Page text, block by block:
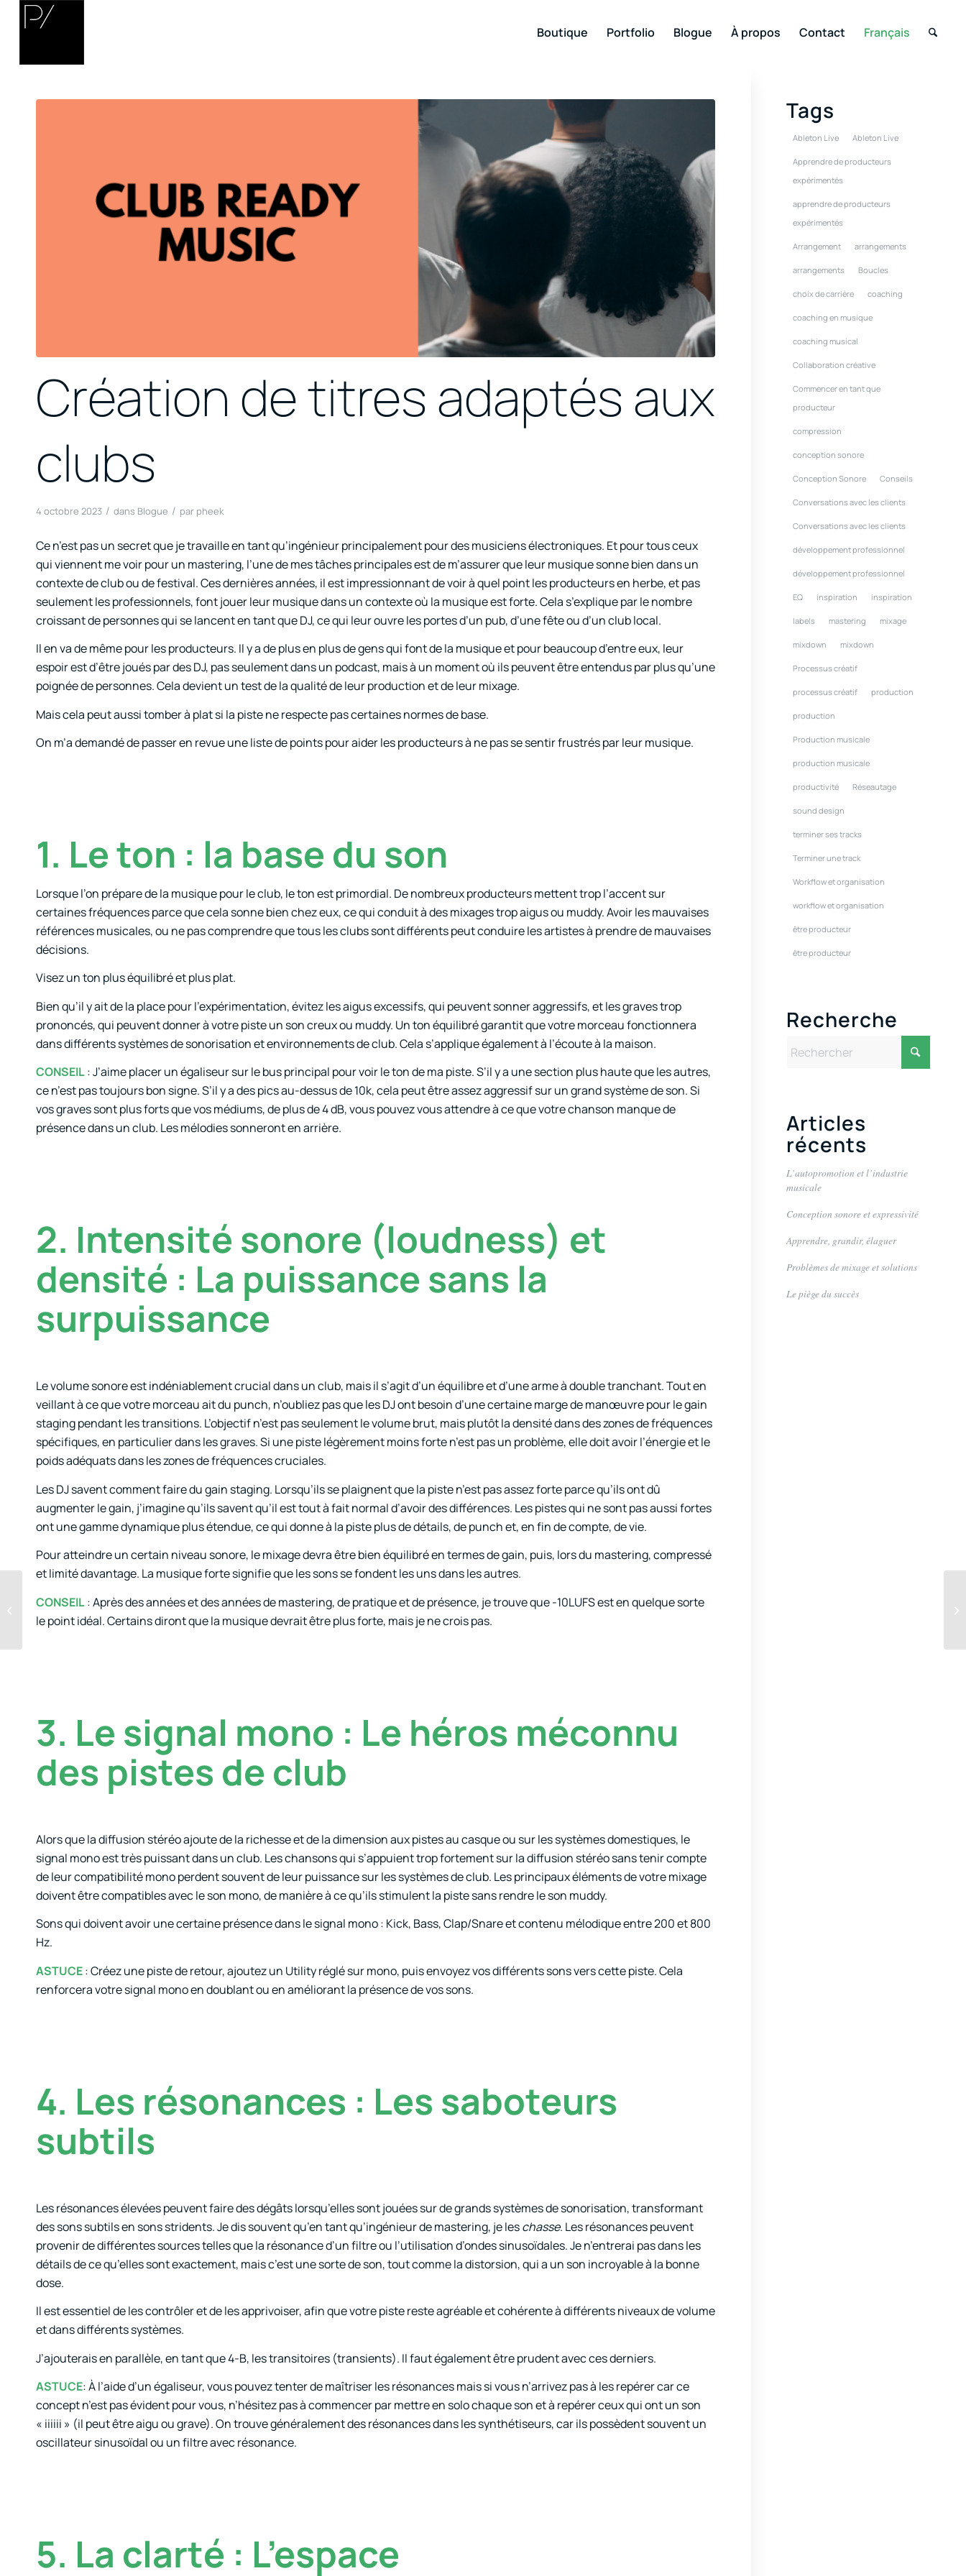
Boutique Portfolio Blogue À propos Contact Français
Création de titres adaptés aux
clubs
4 octobre 2023 / dans Blogue / par pheek
Ce n’est pas un secret que je travaille en tant qu’ingénieur principalement pour des musiciens électroniques. Et pour tous ceux
qui viennent me voir pour un mastering, l’une de mes tâches principales est de m’assurer que leur musique sonne bien dans un
contexte de club ou de festival. Ces dernières années, il est impressionnant de voir à quel point les producteurs en herbe, et pas
seulement les professionnels, font jouer leur musique dans un contexte où la musique est forte. Cela s’explique par le nombre
croissant de personnes qui se lancent en tant que DJ, ce qui leur ouvre les portes d’un pub, d’une fête ou d’un club local.
Il en va de même pour les producteurs. Il y a de plus en plus de gens qui font de la musique et pour beaucoup d’entre eux, leur
espoir est d’être joués par des DJ, pas seulement dans un podcast, mais à un moment où ils peuvent être entendus par plus qu’une
poignée de personnes. Cela devient un test de la qualité de leur production et de leur mixage.
Mais cela peut aussi tomber à plat si la piste ne respecte pas certaines normes de base.
On m’a demandé de passer en revue une liste de points pour aider les producteurs à ne pas se sentir frustrés par leur musique.
1. Le ton : la base du son
Lorsque l’on prépare de la musique pour le club, le ton est primordial. De nombreux producteurs mettent trop l’accent sur
certaines fréquences parce que cela sonne bien chez eux, ce qui conduit à des mixages trop aigus ou muddy. Avoir les mauvaises
références musicales, ou ne pas comprendre que tous les clubs sont différents peut conduire les artistes à prendre de mauvaises
décisions.
Visez un ton plus équilibré et plus plat.
Bien qu’il y ait de la place pour l’expérimentation, évitez les aigus excessifs, qui peuvent sonner aggressifs, et les graves trop
prononcés, qui peuvent donner à votre piste un son creux ou muddy. Un ton équilibré garantit que votre morceau fonctionnera
dans différents systèmes de sonorisation et environnements de club. Cela s’applique également à l’écoute à la maison.
CONSEIL: J’aime placer un égaliseur sur le bus principal pour voir le ton de ma piste. S’il y a une section plus haute que les autres,
ce n’est pas toujours bon signe. S’il y a des pics au-dessus de 10k, cela peut être assez aggressif sur un grand système de son. Si
vos graves sont plus forts que vos médiums, de plus de 4 dB, vous pouvez vous attendre à ce que votre chanson manque de
présence dans un club. Les mélodies sonneront en arrière.
2. Intensité sonore (loudness) et
densité : La puissance sans la
surpuissance
Le volume sonore est indéniablement crucial dans un club, mais il s’agit d’un équilibre et d’une arme à double tranchant. Tout en
veillant à ce que votre morceau ait du punch, n’oubliez pas que les DJ ont besoin d’une certaine marge de manœuvre pour le gain
staging pendant les transitions. L’objectif n’est pas seulement le volume brut, mais plutôt la densité dans des zones de fréquences
spécifiques, en particulier dans les graves. Si une piste légèrement moins forte n’est pas un problème, elle doit avoir l’énergie et le
poids adéquats dans les zones de fréquences cruciales.
Les DJ savent comment faire du gain staging. Lorsqu’ils se plaignent que la piste n’est pas assez forte parce qu’ils ont dû
augmenter le gain, j’imagine qu’ils savent qu’il est tout à fait normal d’avoir des différences. Les pistes qui ne sont pas aussi fortes
ont une gamme dynamique plus étendue, ce qui donne à la piste plus de détails, de punch et, en fin de compte, de vie.
Pour atteindre un certain niveau sonore, le mixage devra être bien équilibré en termes de gain, puis, lors du mastering, compressé
et limité davantage. La musique forte signifie que les sons se fondent les uns dans les autres.
CONSEIL: Après des années et des années de mastering, de pratique et de présence, je trouve que -10LUFS est en quelque sorte
le point idéal. Certains diront que la musique devrait être plus forte, mais je ne crois pas.
3. Le signal mono : Le héros méconnu
des pistes de club
Alors que la diffusion stéréo ajoute de la richesse et de la dimension aux pistes au casque ou sur les systèmes domestiques, le
signal mono est très puissant dans un club. Les chansons qui s’appuient trop fortement sur la diffusion stéréo sans tenir compte
de leur compatibilité mono perdent souvent de leur puissance sur les systèmes de club. Les principaux éléments de votre mixage
doivent être compatibles avec le son mono, de manière à ce qu’ils stimulent la piste sans rendre le son muddy.
Sons qui doivent avoir une certaine présence dans le signal mono : Kick, Bass, Clap/Snare et contenu mélodique entre 200 et 800
Hz.
ASTUCE: Créez une piste de retour, ajoutez un Utility réglé sur mono, puis envoyez vos différents sons vers cette piste. Cela
renforcera votre signal mono en doublant ou en améliorant la présence de vos sons.
4. Les résonances : Les saboteurs
subtils
Les résonances élevées peuvent faire des dégâts lorsqu’elles sont jouées sur de grands systèmes de sonorisation, transformant
des sons subtils en sons stridents. Je dis souvent qu’en tant qu’ingénieur de mastering, je leschasse. Les résonances peuvent
provenir de différentes sources telles que la résonance d’un filtre ou l’utilisation d’ondes sinusoïdales. Je n’entrerai pas dans les
détails de ce qu’elles sont exactement, mais c’est une sorte de son, tout comme la distorsion, qui a un son incroyable à la bonne
dose.
Il est essentiel de les contrôler et de les apprivoiser, afin que votre piste reste agréable et cohérente à différents niveaux de volume
et dans différents systèmes.
J’ajouterais en parallèle, en tant que 4-B, les transitoires (transients). Il faut également être prudent avec ces derniers.
ASTUCE: À l’aide d’un égaliseur, vous pouvez tenter de maîtriser les résonances mais si vous n’arrivez pas à les repérer car ce
concept n’est pas évident pour vous, n’hésitez pas à commencer par mettre en solo chaque son et à repérer ceux qui ont un son
« iiiiii » (il peut être aigu ou grave). On trouve généralement des résonances dans les synthétiseurs, car ils possèdent souvent un
oscillateur sinusoïdal ou un filtre avec résonance.
5. La clarté : L’espace
Tags
Ableton Live Ableton Live
Apprendre de producteurs
expérimentés
apprendre de producteurs
expérimentés
Arrangement arrangements
arrangements Boucles
choix de carrière coaching
coaching en musique
coaching musical
Collaboration créative
Commencer en tant que
producteur
compression
conception sonore
Conception Sonore Conseils
Conversations avec les clients
Conversations avec les clients
développement professionnel
développement professionnel
EQ inspiration inspiration
labels mastering mixage
mixdown mixdown
Processus créatif
processus créatif production
production
Production musicale
production musicale
productivité Réseautage
sound design
terminer ses tracks
Terminer une track
Workflow et organisation
workflow et organisation
être producteur
être producteur
Recherche
Articles
récents
L’autopromotion et l’industrie
musicale
Conception sonore et expressivité
Apprendre, grandir, élaguer
Problèmes de mixage et solutions
Le piège du succès
Exploration technique
des arpèges